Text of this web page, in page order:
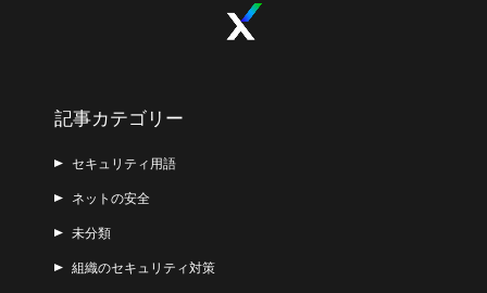
記事カテゴリー
セキュリティ用語
ネットの安全
未分類
組織のセキュリティ対策